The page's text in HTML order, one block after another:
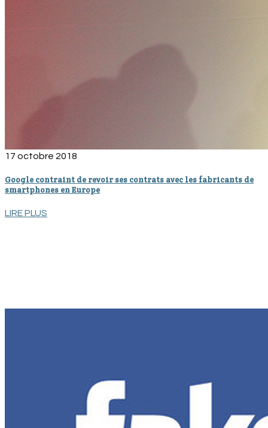
17 octobre 2018
Google contraint de revoir ses contrats avec les fabricants de
smartphones en Europe
LIRE PLUS